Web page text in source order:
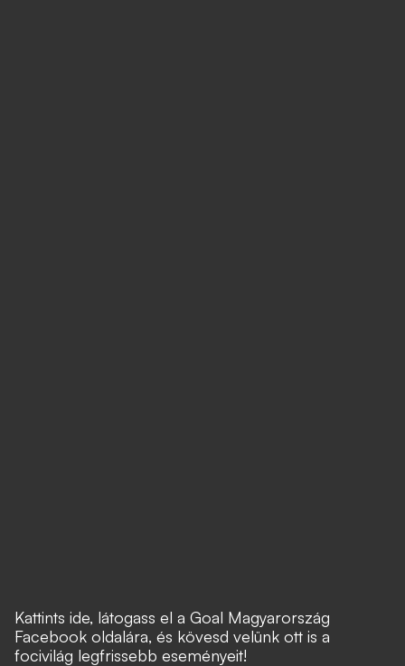
Kattints ide, látogass el a Goal Magyarország
Facebook oldalára, és kövesd velünk ott is a
focivilág legfrissebb eseményeit!